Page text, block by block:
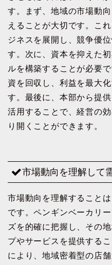
す。まず、地域の市場動
えることが大切です。こ
ジネスを展開し、競争優
す。次に、資本を抑えた
ルを構築することが必要
資を回収し、利益を最大
す。最後に、本部から提
活用することで、経営の
り開くことができます。
市場動向を理解して
市場動向を理解すること
です。ペンギンベーカリ
ズを的確に把握し、その
プやサービスを提供する
により、地域密着型の店